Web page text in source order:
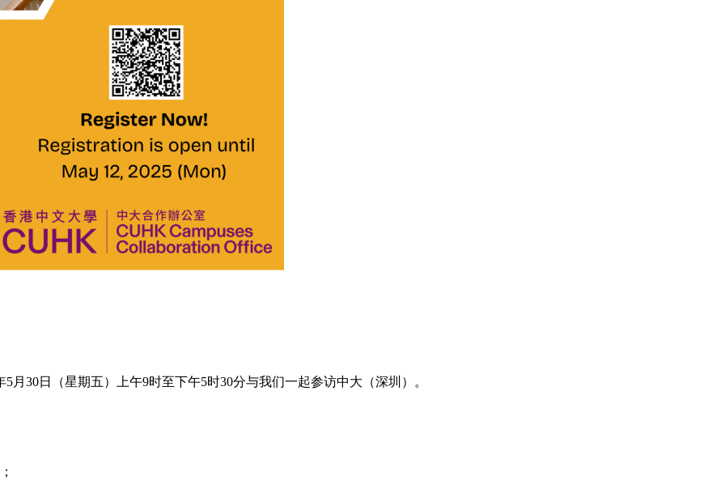
30日（星期五）上午9时至下午5时30分与我们一起参访中⼤（深圳）。